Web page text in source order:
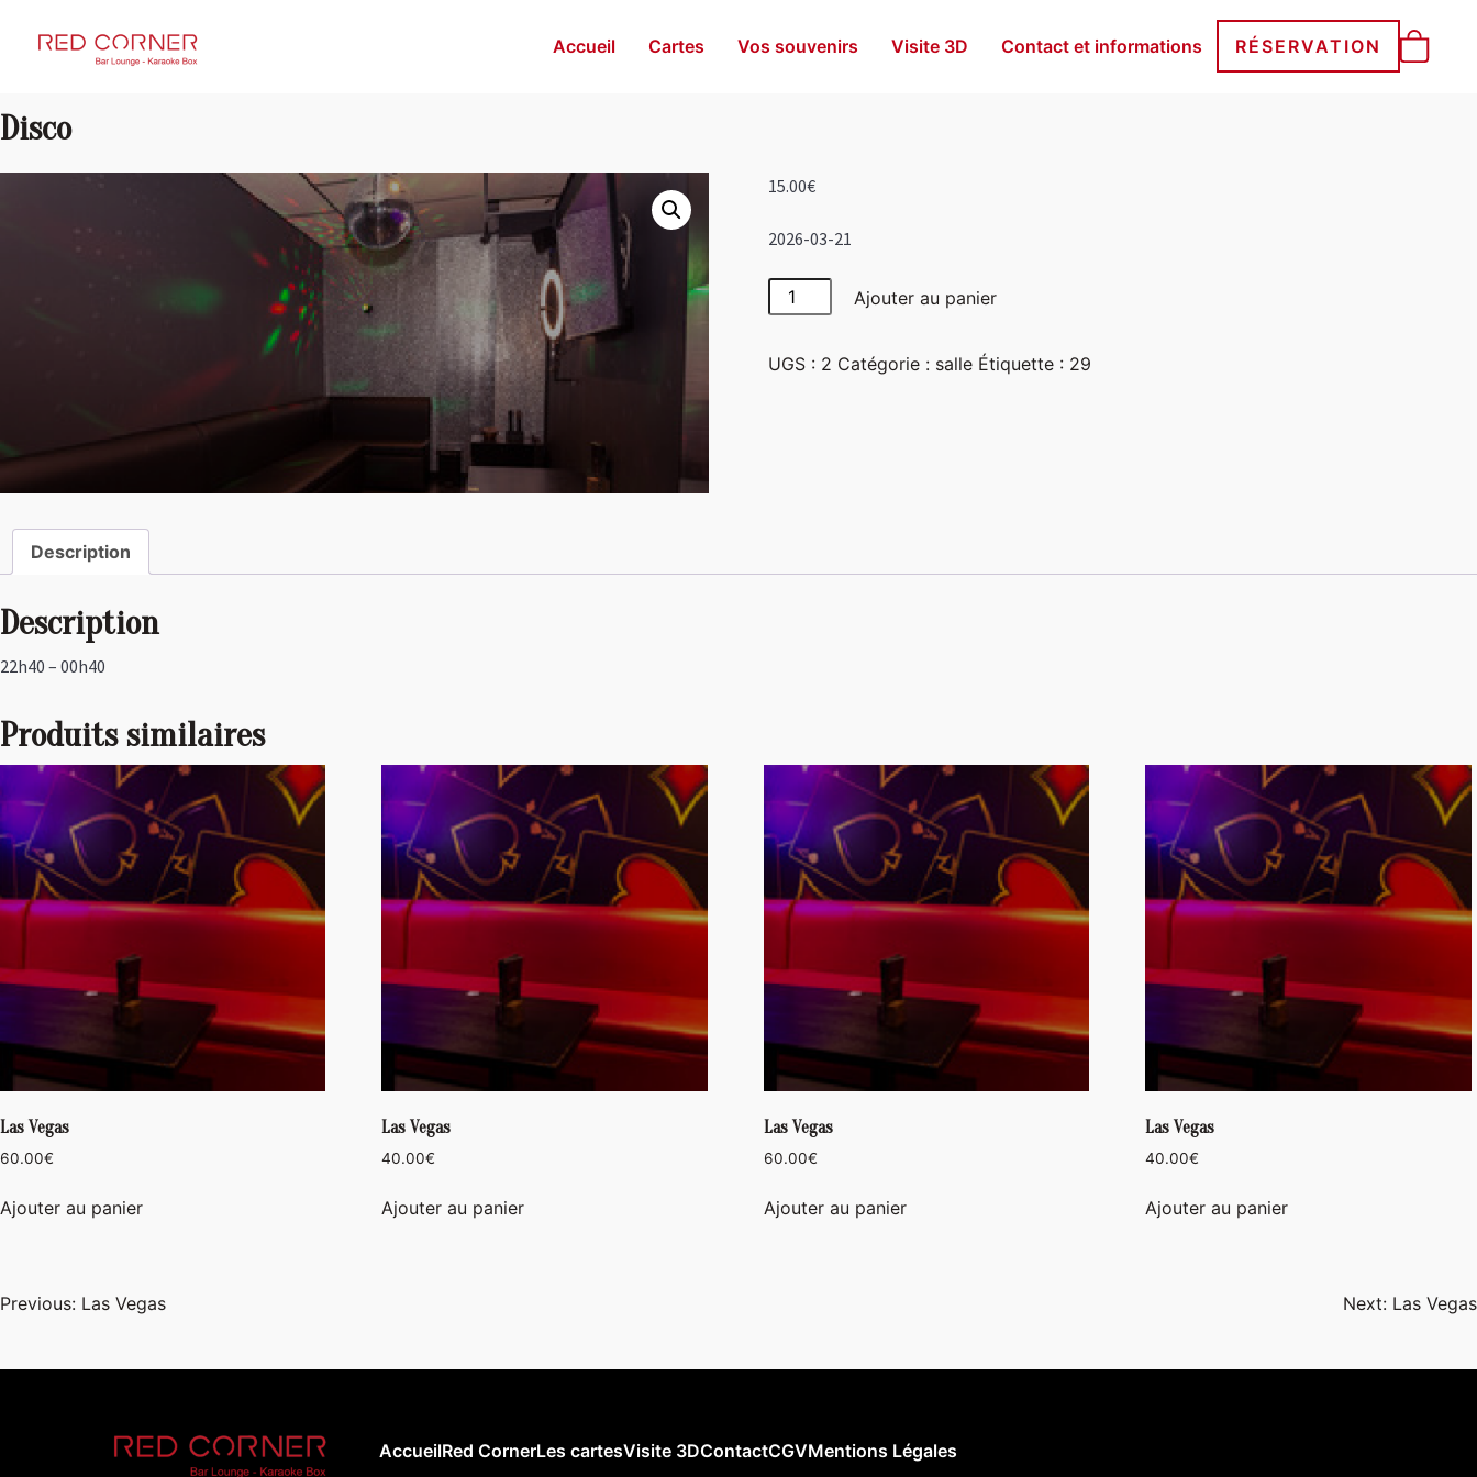
RED CORNER Accueil Cartes Vos souvenirs Visite 3D Contact et informations RÉSERVATION
Disco
15.00€
2026-03-21
quantité
de
Ajouter au panier
UGS : 2 Catégorie : salle Étiquette : 29
Description
Description
22h40 – 00h40
Produits similaires
Las Vegas
60.00€
Ajouter au panier
Las Vegas
40.00€
Ajouter au panier
Las Vegas
60.00€
Ajouter au panier
Las Vegas
40.00€
Ajouter au panier
Navigation
Previous: Las Vegas Next: Las Vegas
AccueilRed CornerLes cartesVisite 3DContactCGVMentions Légales